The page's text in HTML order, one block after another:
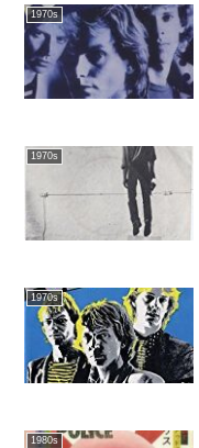
1970s
1970s
1970s
1980s